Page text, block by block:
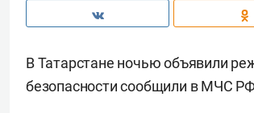
В Татарстане ночью объявили
безопасности сообщили в МЧС